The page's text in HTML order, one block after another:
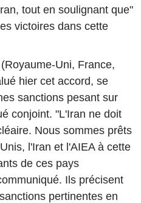
tout en soulignant que"
victoires dans cette
Uni, France,
hier cet accord, se
sanctions pesant sur
conjoint. "L'Iran ne doit
Nous sommes prêts
l'Iran et l'AIEA à cette
de ces pays
Ils précisent
pertinentes en